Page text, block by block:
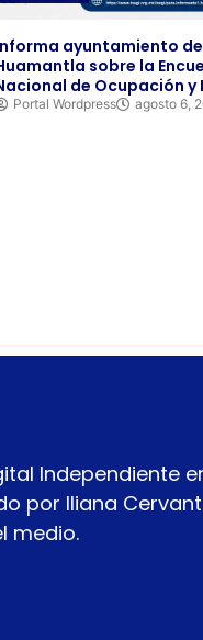
ayuntamiento de
sobre la
de Ocupación y
Portal Wordpress agosto 6,
Independiente
por Iliana
medio.